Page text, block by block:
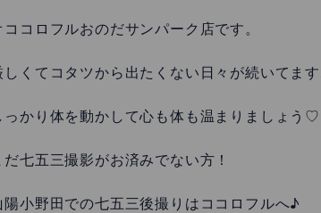
ココロフルおのだサンパーク店です。
しくてコタツから出たくない日々が続いてま
っかり体を動かして心も体も温まりましょう♡
だ七五三撮影がお済みでない方！
陽小野田での七五三後撮りはココロフルへ♪